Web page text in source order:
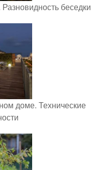
беседки
доме. Технические